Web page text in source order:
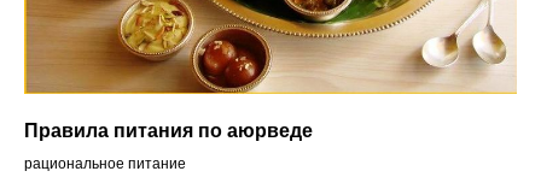
Правила питания по аюрведе
рациональное питание